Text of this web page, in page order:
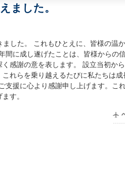
ました。
した。
これもひとえに、皆様の温
間に成し遂げたことは、皆様からの
感謝の意を表します。
設立当初か
れらを乗り越えるたびに私たちは成
支援に心より感謝申し上げます。こ
す。